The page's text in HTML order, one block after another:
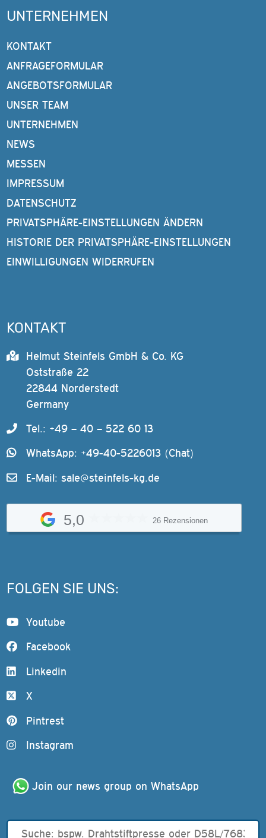
UNTERNEHMEN
KONTAKT
ANFRAGEFORMULAR
ANGEBOTSFORMULAR
UNSER TEAM
UNTERNEHMEN
NEWS
MESSEN
IMPRESSUM
DATENSCHUTZ
PRIVATSPHÄRE-EINSTELLUNGEN ÄNDERN
HISTORIE DER PRIVATSPHÄRE-EINSTELLUNGEN
EINWILLIGUNGEN WIDERRUFEN
KONTAKT
Helmut Steinfels GmbH & Co. KG
Oststraße 22
22844 Norderstedt
Germany
Tel.: +49 – 40 – 522 60 13
WhatsApp: +49-40-5226013 (Chat)
E-Mail: sale@steinfels-kg.de
5,0 26 Rezensionen
FOLGEN SIE UNS:
Youtube
Facebook
Linkedin
X
Pintrest
Instagram
Join our news group on WhatsApp